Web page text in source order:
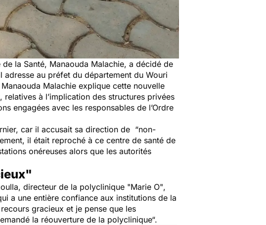
la Santé, Manaouda Malachie, a décidé de
au préfet du département du Wouri
Malachie explique cette nouvelle
à l’implication des structures privées
engagées avec les responsables de l’Ordre
car il accusait sa direction de “non-
il était reproché à ce centre de santé de
onéreuses alors que les autorités
directeur de la polyclinique "Marie O",
a une entière confiance aux institutions de la
gracieux et je pense que les
la réouverture de la polyclinique“.